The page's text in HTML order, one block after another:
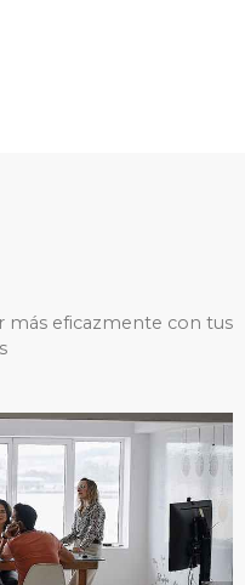
más eficazmente con tus